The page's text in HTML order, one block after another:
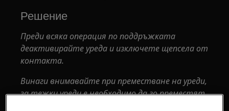
Решение
Преди всяка операция по поддръжката
деактивирайте уреда и изключете щепсела от
контакта.
Винаги внимавайте при преместване на уреди,
за тежки уреди е необходимо да го преместят